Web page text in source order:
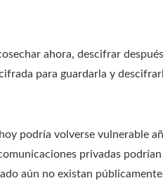
ahora, descifrar
para guardarla y
podría volverse vulnerable
privadas
aún no existan